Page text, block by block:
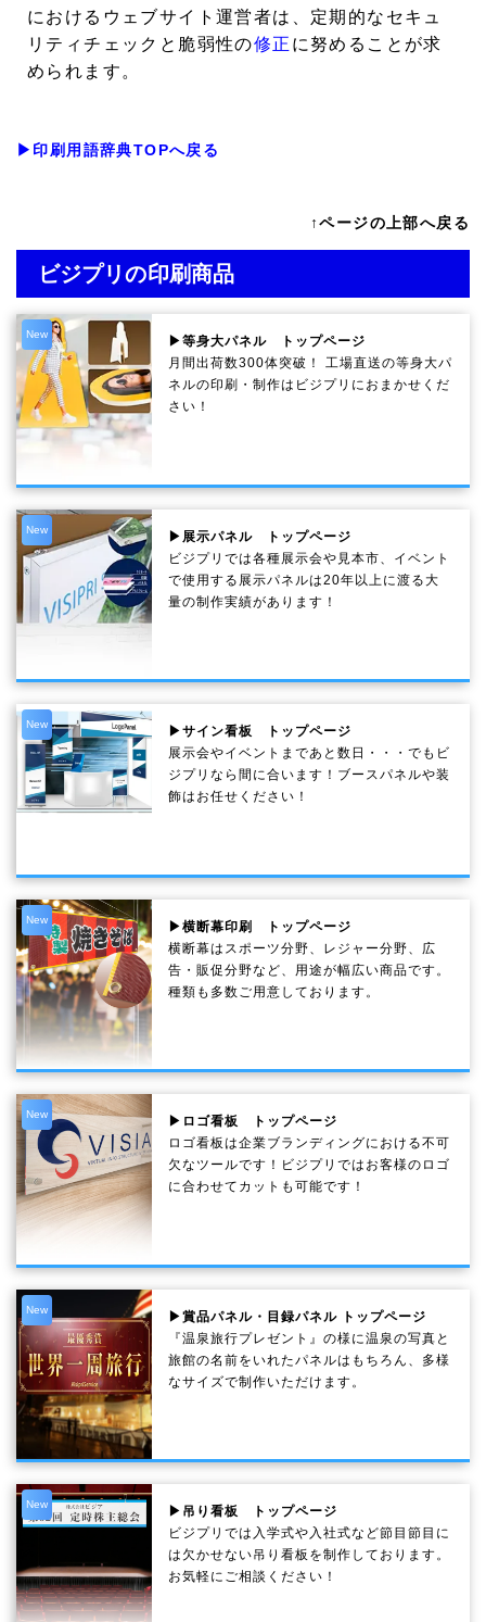
におけるウェブサイト運営者は、定期的なセキュ
リティチェックと脆弱性の修正 に努めることが求
められます。
▶印刷用語辞典TOPへ戻る
↑ページの上部へ戻る
ビジプリの印刷商品
New
▶等身大パネル トップページ
月間出荷数300体突破！ 工場直送の等身大パ
ネルの印刷・制作は ビジプリ におまかせくだ
さい！
New
▶展示パネル トップページ
ビジプリでは各種展示会や見本市、イベント
で使用する展示パネルは20年以上に渡る大
量の制作実績があります！
New
▶サイン看板 トップページ
展示会やイベントまであと数日・・・でもビ
ジプリなら間に合います！ブースパネルや装
飾はお任せください！
New
▶横断幕印刷 トップページ
横断幕はスポーツ分野、レジャー分野、広
告・販促分野など、用途が幅広い商品です。
種類も多数ご用意しております。
New
▶ロゴ看板 トップページ
ロゴ看板は企業ブランディングにおける不可
欠なツールです！ビジプリではお客様のロゴ
に合わせてカットも可能です！
New
▶賞品パネル・目録パネル トップページ
『温泉旅行プレゼント』の様に温泉の写真と
旅館の名前をいれたパネルはもちろん、多様
なサイズで制作いただけます。
New
▶吊り看板 トップページ
ビジプリでは入学式や入社式など節目節目に
は欠かせない吊り看板を制作しております。
お気軽にご相談ください！